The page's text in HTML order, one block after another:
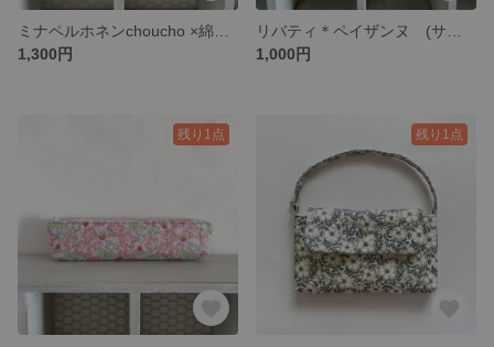
1,300円
1,000円
残り1点 残り1点